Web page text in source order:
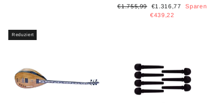
Normaler
€1.755,99 Sonderpreis
€1.316,77
Sparen
€439,22
Reduziert